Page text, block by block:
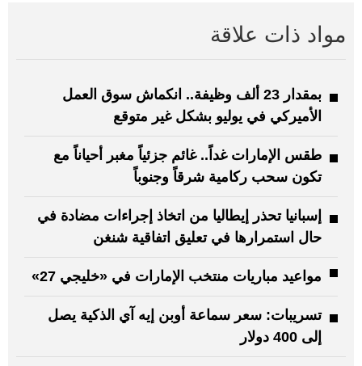
مواد ذات علاقة
بمقدار 23 ألف وظيفة.. انكماش سوق العمل
الأميركي في يوليو بشكل غير متوقع
طقس الإمارات غداً.. غائم جزئياً مغبر أحياناً مع
تكون سحب ركامية شرقاً وجنوباً
إسبانيا تحذر إيطاليا من اتخاذ إجراءات مضادة في
حال استمرارها في تعليق اتفاقية شنغن
مواعيد مباريات منتخب الإمارات في «خليجي 27»
تسريبات: سعر سماعة أوبن إيه آي الذكية يصل
إلى 400 دولار